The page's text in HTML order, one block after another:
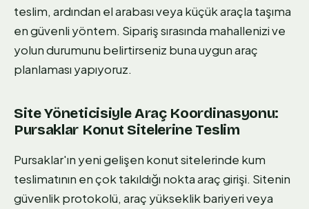
teslim, ardından el arabası veya küçük araçla taşıma
en güvenli yöntem. Sipariş sırasında mahallenizi ve
yolun durumunu belirtirseniz buna uygun araç
planlaması yapıyoruz.
Site Yöneticisiyle Araç Koordinasyonu:
Pursaklar Konut Sitelerine Teslim
Pursaklar'ın yeni gelişen konut sitelerinde kum
teslimatının en çok takıldığı nokta araç girişi. Sitenin
güvenlik protokolü, araç yükseklik bariyeri veya